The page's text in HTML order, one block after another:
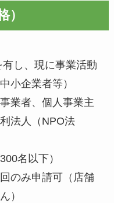
有し、現に事業活動
小企業者等）
者、個人事業主
法人（NPO法
名以下）
み申請可（店舗
）